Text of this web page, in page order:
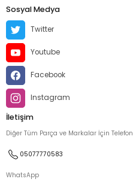
Sosyal Medya
Twitter
Youtube
Facebook
Instagram
İletişim
Diğer Tüm Parça ve Markalar İçin
05077770583
WhatsApp